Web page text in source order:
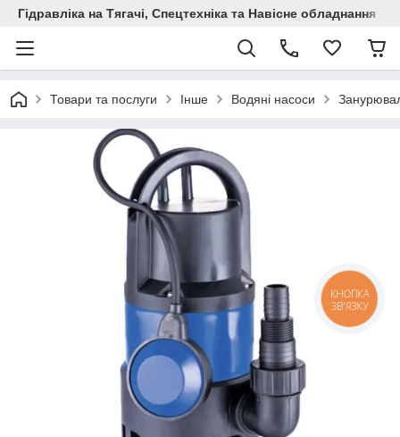
Гідравліка на Тягачі, Спецтехніка та Навісне обладнання
Товари та послуги Інше Водяні насоси
КНОПКА
ЗВ'ЯЗКУ